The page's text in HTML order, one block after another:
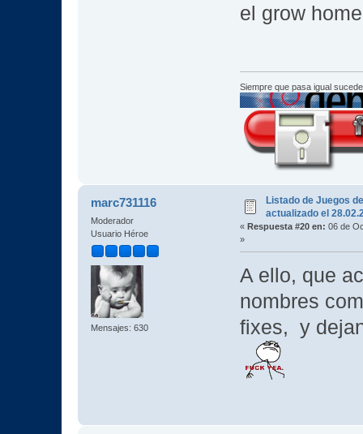
el grow
Siempre que pasa igual
marc731116
Moderador
Usuario Héroe
Mensajes: 630
Listado de Juegos
actualizado el
« Respuesta #20 en: 06 de
»
A ello, que
nombres
fixes, y